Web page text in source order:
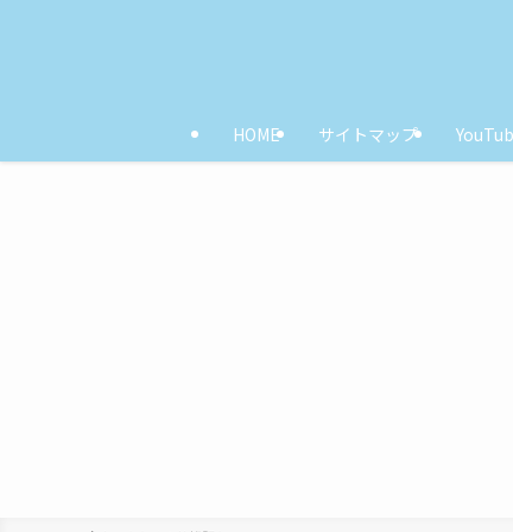
HOME サイトマップ